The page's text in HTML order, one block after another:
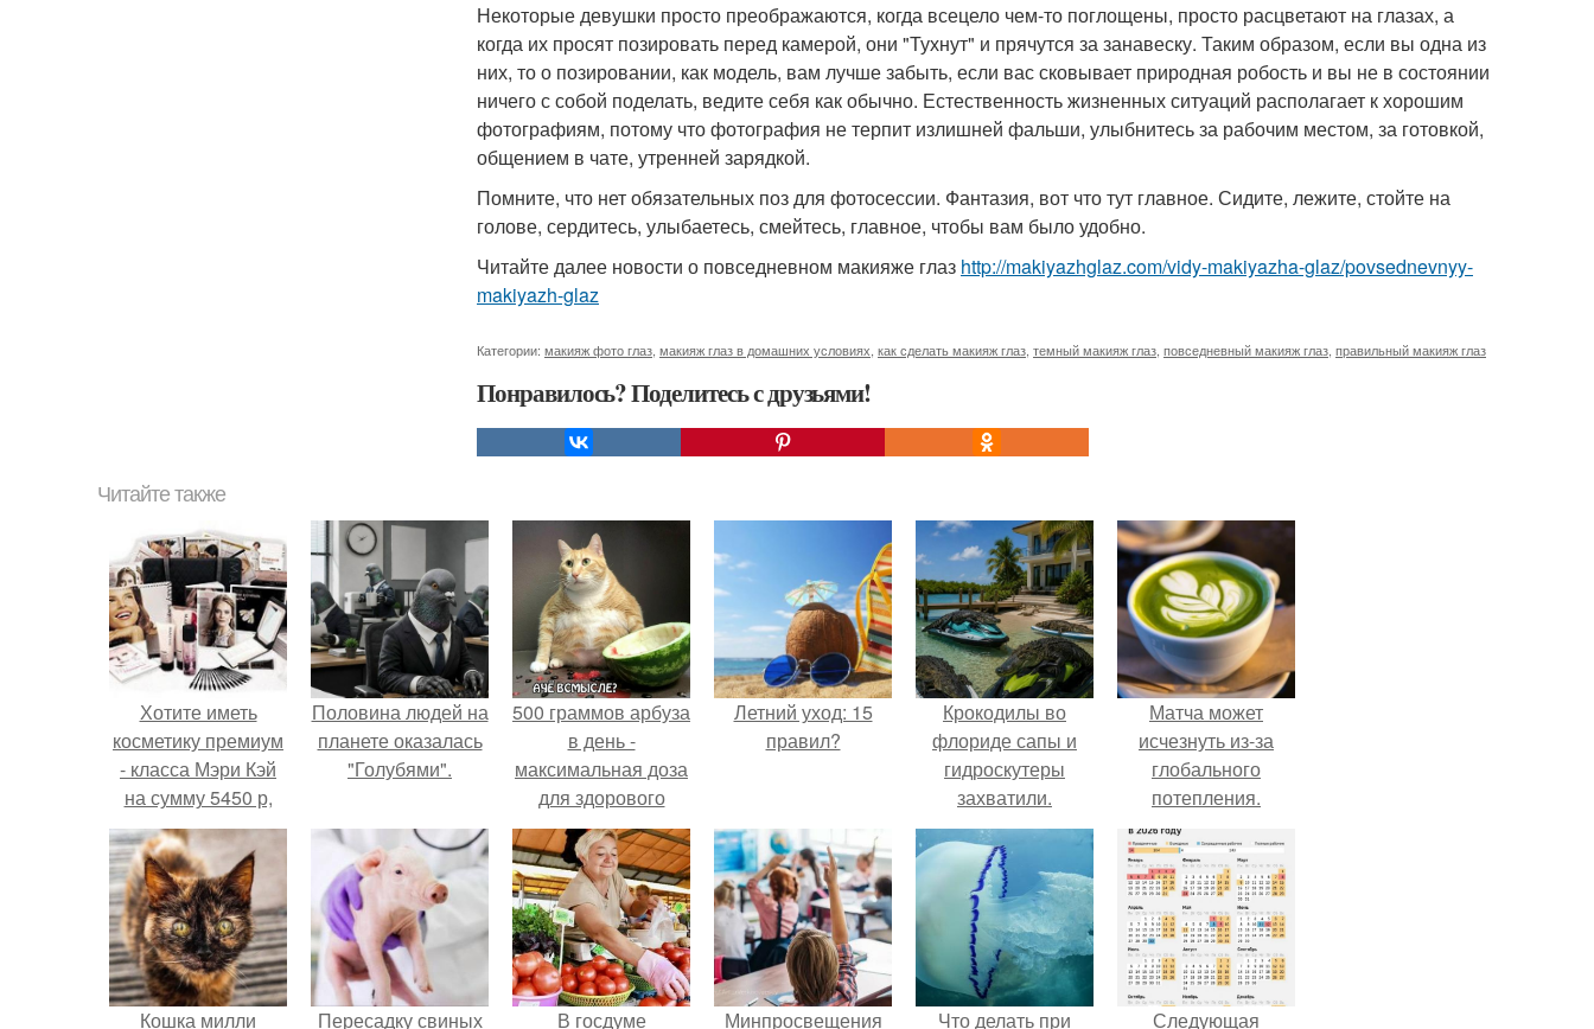
Некоторые девушки просто преображаются, когда всецело чем-то поглощены, просто расцветают на глазах, а
когда их просят позировать перед камерой, они "Тухнут" и прячутся за занавеску. Таким образом, если вы одна из
них, то о позировании, как модель, вам лучше забыть, если вас сковывает природная робость и вы не в состоянии
ничего с собой поделать, ведите себя как обычно. Естественность жизненных ситуаций располагает к хорошим
фотографиям, потому что фотография не терпит излишней фальши, улыбнитесь за рабочим местом, за готовкой,
общением в чате, утренней зарядкой.
Помните, что нет обязательных поз для фотосессии. Фантазия, вот что тут главное. Сидите, лежите, стойте на
голове, сердитесь, улыбаетесь, смейтесь, главное, чтобы вам было удобно.
Читайте далее новости о повседневном макияже глаз http://makiyazhglaz.com/vidy-makiyazha-glaz/povsednevnyy-
makiyazh-glaz
Категории: макияж фото глаз макияж глаз в домашних условиях как сделать макияж глаз темный макияж глаз повседневный макияж глаз правильный макияж глаз
Понравилось? Поделитесь с друзьями!
Читайте также
Хотите иметь
косметику премиум
- класса Мэри Кэй
на сумму 5450 р,
заплатив при этом
1500 р!
Половина людей на
планете оказалась
"Голубями".
500 граммов арбуза
в день -
максимальная доза
для здорового
взрослого,
предупредили
врачи.
Летний уход: 15
правил?
Крокодилы во
флориде сапы и
гидроскутеры
захватили.
Матча может
исчезнуть из-за
глобального
потепления.
Кошка милли Пересадку свиных В госдуме Минпросвещения Что делать при Следующая